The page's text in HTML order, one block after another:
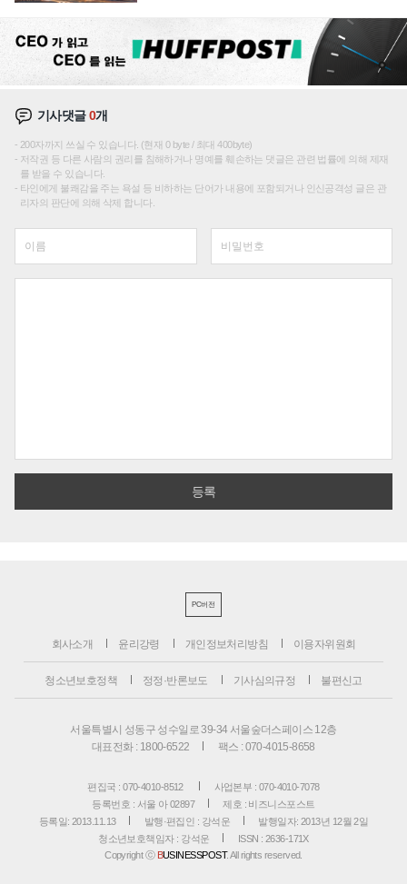
기사댓글0개
200자까지 쓰실 수 있습니다. (현재 0 byte / 최대 400byte)
저작권 등 다른 사람의 권리를 침해하거나 명예를 훼손하는 댓글은 관련 법률에 의해 제재
를 받을 수 있습니다.
타인에게 불쾌감을 주는 욕설 등 비하하는 단어가 내용에 포함되거나 인신공격성 글은 관
리자의 판단에 의해 삭제 합니다.
PC버전
회사소개 윤리강령 개인정보처리방침 이용자위원회
청소년보호정책 정정·반론보도 기사심의규정 불편신고
서울특별시 성동구 성수일로 39-34 서울숲더스페이스 12층
대표전화 : 1800-6522
팩스 : 070-4015-8658
편집국 : 070-4010-8512
사업본부 : 070-4010-7078
등록번호 : 서울 아 02897
제호 : 비즈니스포스트
등록일: 2013.11.13
발행·편집인 : 강석운
발행일자: 2013년 12월 2일
청소년보호책임자 : 강석운
ISSN : 2636-171X
Copyright ⓒ BUSINESSPOST. All rights reserved.